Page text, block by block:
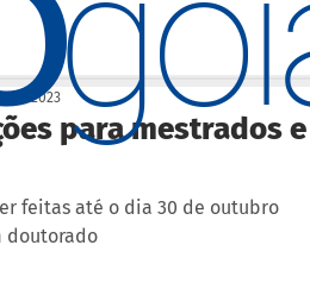
para mestrados e
de 2023
feitas até o dia 30 de outubro
doutorado